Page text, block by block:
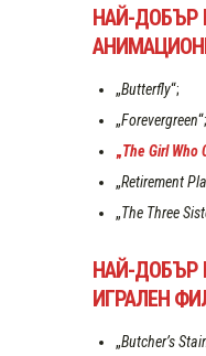
НАЙ-ДОБЪР
„Butterfly“;
„Forevergreen“;
„The Girl Who
„Retirement
„The Three
НАЙ-ДОБЪР
ИГРАЛЕН
„Butcher’s